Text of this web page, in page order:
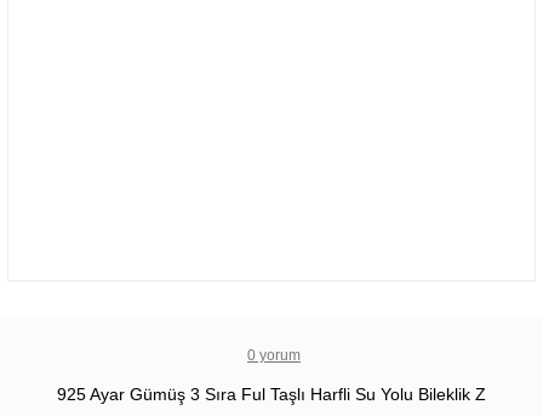
0 yorum
925 Ayar Gümüş 3 Sıra Ful Taşlı Harfli Su Yolu Bileklik Z